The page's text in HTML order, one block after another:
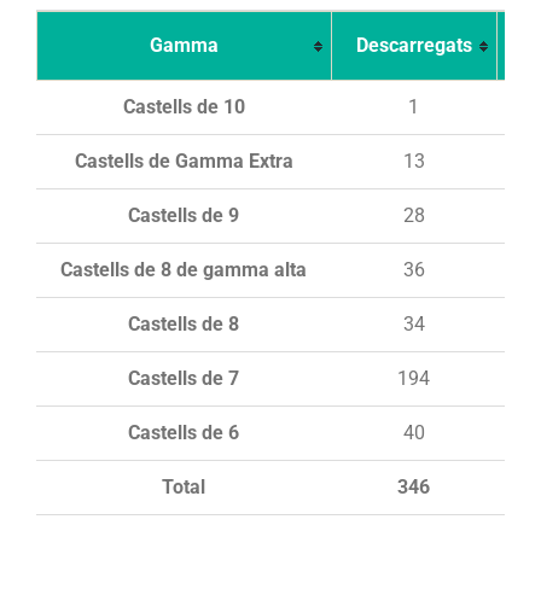
Gamma Descarregats
Total 346
Castells de 10 1
Castells de Gamma Extra 13
Castells de 9 28
Castells de 8 de gamma alta 36
Castells de 8 34
Castells de 7 194
Castells de 6 40